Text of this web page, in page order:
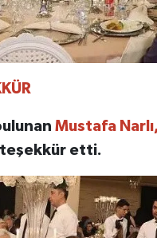
Mustafa
teşekkür etti.